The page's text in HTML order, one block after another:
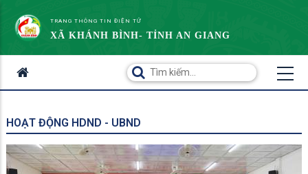
TRANG THÔNG TIN ĐIỆN TỬ
XÃ KHÁNH BÌNH- TỈNH AN GIANG
HOẠT ĐỘNG HDND - UBND